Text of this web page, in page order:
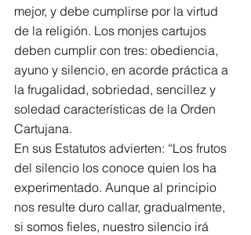
mejor, y debe cumplirse por la virtud
de la religión. Los monjes cartujos
deben cumplir con tres: obediencia,
ayuno y silencio, en acorde práctica a
la frugalidad, sobriedad, sencillez y
soledad características de la Orden
Cartujana.
En sus Estatutos advierten: “Los frutos
del silencio los conoce quien los ha
experimentado. Aunque al principio
nos resulte duro callar, gradualmente,
si somos fieles, nuestro silencio irá